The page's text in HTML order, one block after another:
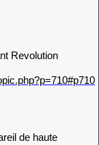
Revolution
de haute